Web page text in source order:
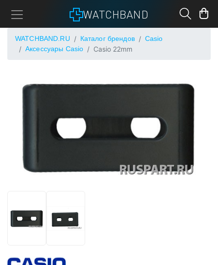
WATCHBAND
WATCHBAND.RU Каталог брендов
Casio
Аксессуары Casio
Casio 22mm